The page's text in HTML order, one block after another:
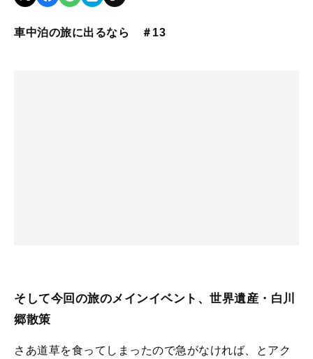
車中泊の旅に出るなら ＃13
そして今回の旅のメインイベント、世界遺産・白川
郷散策
さあ道草を食ってしまったので急がなければ、とアク